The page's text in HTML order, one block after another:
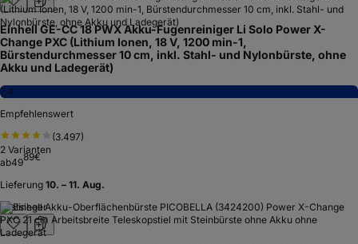
Einhell GE-CC 18 PWX Akku-Fugenreiniger Li Solo Power X-
Change PXC (Lithium Ionen, 18 V, 1200 min-1,
Bürstendurchmesser 10 cm, inkl. Stahl- und Nylonbürste, ohne
Akku und Ladegerät)
7,4
Empfehlenswert
(3.497)
2 Varianten
ab4989€
Lieferung 10. – 11. Aug.
Testsieger